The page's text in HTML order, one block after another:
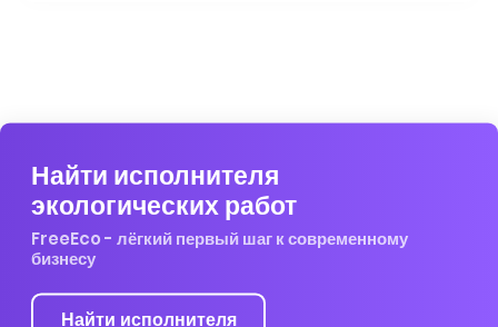
Найти исполнителя
экологических работ
FreeEco - лёгкий первый шаг к современному
бизнесу
Найти исполнителя